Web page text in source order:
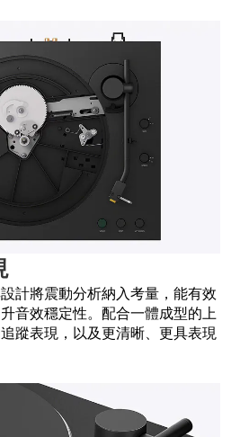
計將震動分析納入考量，能有效
音效穩定性。配合一體成型的上
蹤表現，以及更清晰、更具表現